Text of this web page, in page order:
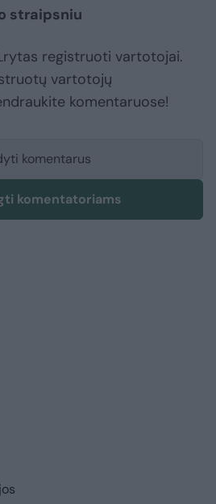
straipsniu
registruoti vartotojai.
vartotojų
komentaruose!
komentarus
komentatoriams